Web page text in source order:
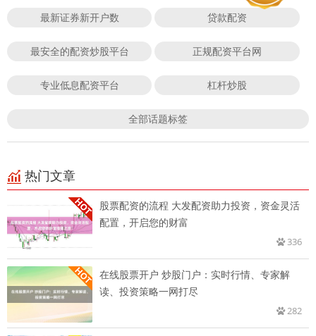
最新证券新开户数 贷款配资
最安全的配资炒股平台 正规配资平台网
专业低息配资平台 杠杆炒股
全部话题标签
热门文章
股票配资的流程 大发配资助力投资，资金灵活
配置，开启您的财富
336
在线股票开户 炒股门户：实时行情、专家解
读、投资策略一网打尽
282